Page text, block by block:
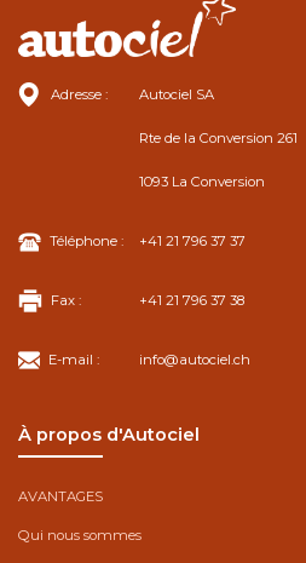
Adresse : Autociel SA
Rte de la Conversion 261
1093 La Conversion
Téléphone : +41 21 796 37 37
Fax : +41 21 796 37 38
E-mail : info@autociel.ch
À propos d'Autociel
AVANTAGES
Qui nous sommes